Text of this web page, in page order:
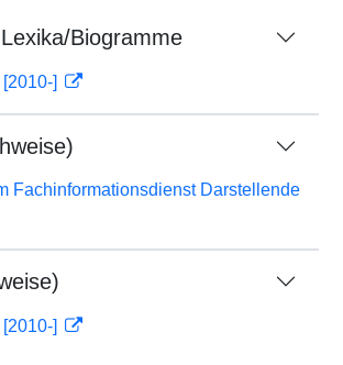
Biogramme
]
Fachinformationsdienst Darstellende
]